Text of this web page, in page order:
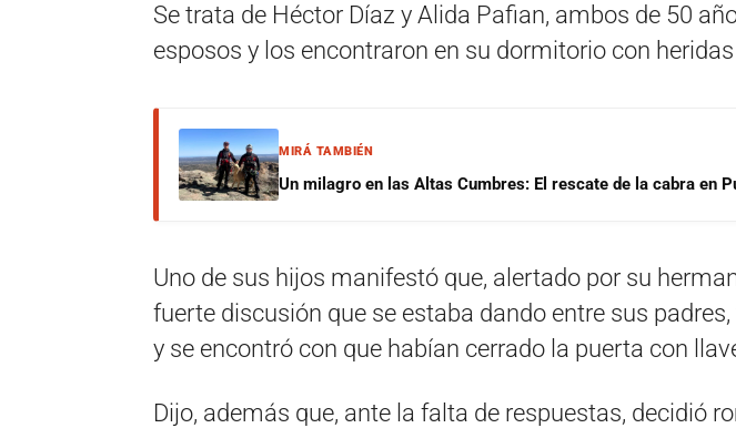
Se trata de Héctor Díaz y Alida Pafian, ambos de 50
esposos y los encontraron en su dormitorio con
MIRÁ TAMBIÉN
Un milagro en las Altas Cumbres: El rescate de la cabra en
Uno de sus hijos manifestó que, alertado por su
fuerte discusión que se estaba dando entre sus
y se encontró con que habían cerrado la puerta con
Dijo, además que, ante la falta de respuestas, decidió